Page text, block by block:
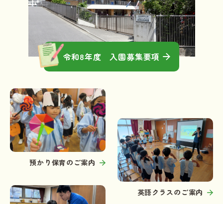
令和8年度 入園募集要項
預かり保育のご案内
英語クラスのご案内